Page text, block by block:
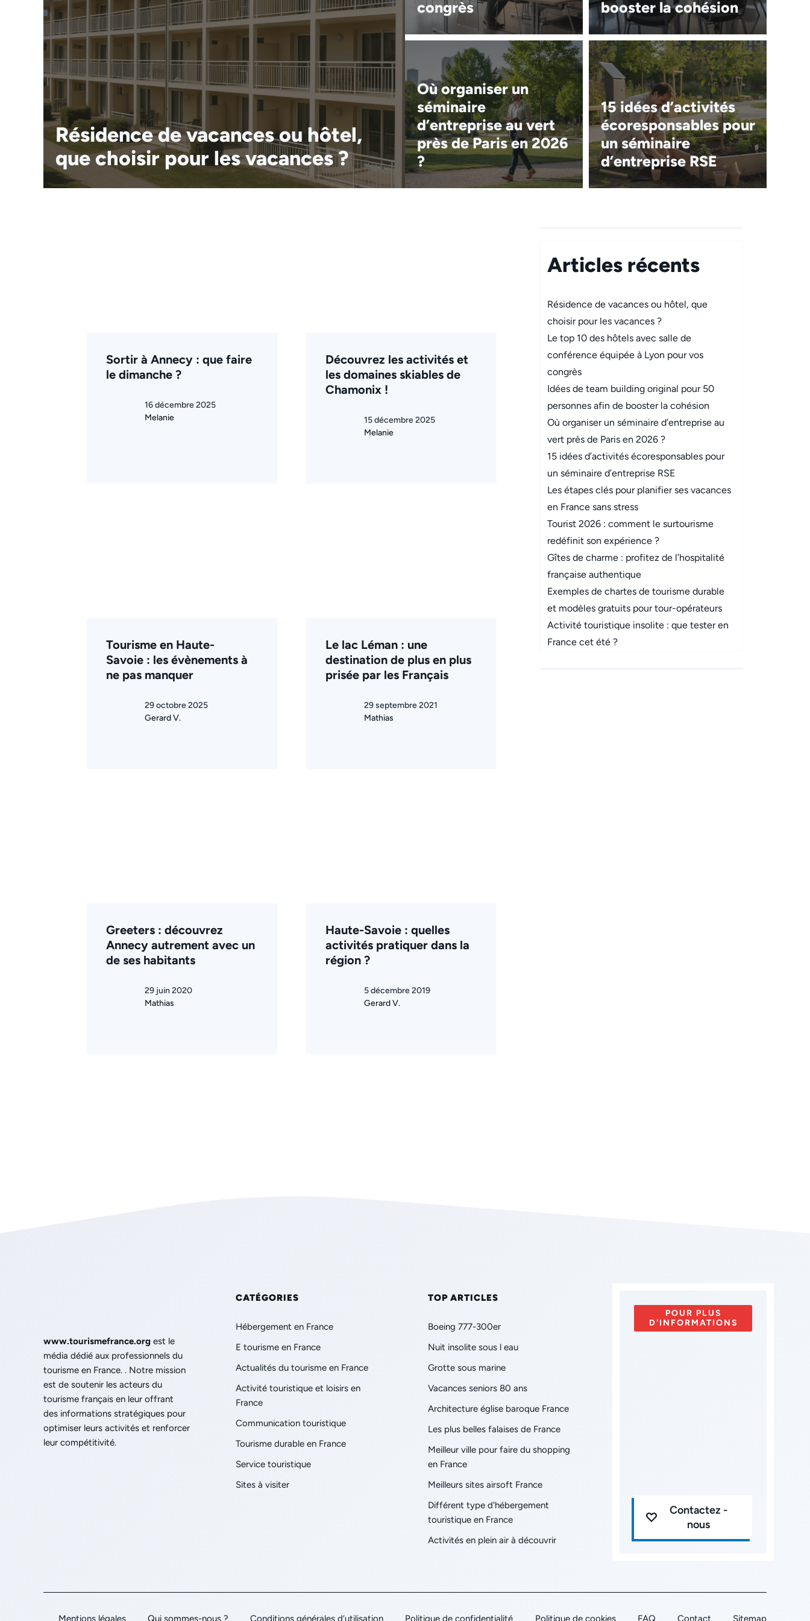
Résidence de vacances ou hôtel,
que choisir pour les vacances ?
congrès
booster la cohésion
Où organiser un
séminaire
d’entreprise au vert
près de Paris en 2026
?
15 idées d’activités
écoresponsables pour
un séminaire
d’entreprise RSE
Sortir à Annecy : que faire
le dimanche ?
16 décembre 2025
Melanie
Découvrez les activités et
les domaines skiables de
Chamonix !
15 décembre 2025
Melanie
Tourisme en Haute-
Savoie : les évènements à
ne pas manquer
29 octobre 2025
Gerard V.
Le lac Léman : une
destination de plus en plus
prisée par les Français
29 septembre 2021
Mathias
Greeters : découvrez
Annecy autrement avec un
de ses habitants
29 juin 2020
Mathias
Haute-Savoie : quelles
activités pratiquer dans la
région ?
5 décembre 2019
Gerard V.
Articles récents
Résidence de vacances ou hôtel, que
choisir pour les vacances ?
Le top 10 des hôtels avec salle de
conférence équipée à Lyon pour vos
congrès
Idées de team building original pour 50
personnes afin de booster la cohésion
Où organiser un séminaire d’entreprise au
vert près de Paris en 2026 ?
15 idées d’activités écoresponsables pour
un séminaire d’entreprise RSE
Les étapes clés pour planifier ses vacances
en France sans stress
Tourist 2026 : comment le surtourisme
redéfinit son expérience ?
Gîtes de charme : profitez de l’hospitalité
française authentique
Exemples de chartes de tourisme durable
et modèles gratuits pour tour-opérateurs
Activité touristique insolite : que tester en
France cet été ?
www.tourismefrance.org est le
média dédié aux professionnels du
tourisme en France. . Notre mission
est de soutenir les acteurs du
tourisme français en leur offrant
des informations stratégiques pour
optimiser leurs activités et renforcer
leur compétitivité.
CATÉGORIES
Hébergement en France
E tourisme en France
Actualités du tourisme en France
Activité touristique et loisirs en
France
Communication touristique
Tourisme durable en France
Service touristique
Sites à visiter
TOP ARTICLES
Boeing 777-300er
Nuit insolite sous l eau
Grotte sous marine
Vacances seniors 80 ans
Architecture église baroque France
Les plus belles falaises de France
Meilleur ville pour faire du shopping
en France
Meilleurs sites airsoft France
Différent type d'hébergement
touristique en France
Activités en plein air à découvrir
POUR PLUS
D'INFORMATIONS
Contactez -
nous
Mentions légales Qui sommes-nous ? Conditions générales d’utilisation Politique de confidentialité Politique de cookies FAQ Contact Sitemap